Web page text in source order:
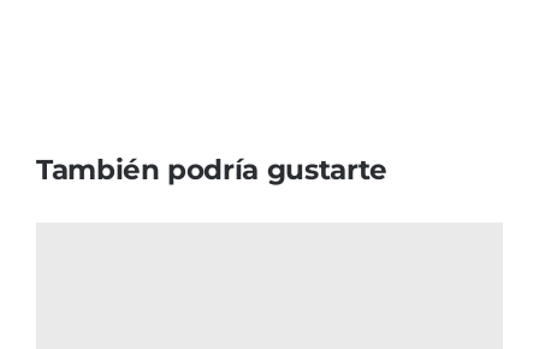
También podría gustarte